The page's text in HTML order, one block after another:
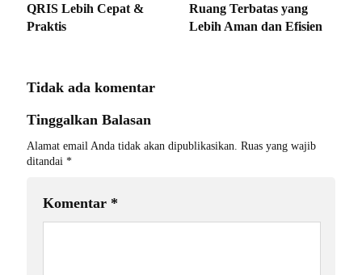
QRIS Lebih Cepat &
Praktis
Ruang Terbatas yang
Lebih Aman dan Efisien
Tidak ada komentar
Tinggalkan Balasan
Alamat email Anda tidak akan dipublikasikan. Ruas yang wajib
ditandai *
Komentar *